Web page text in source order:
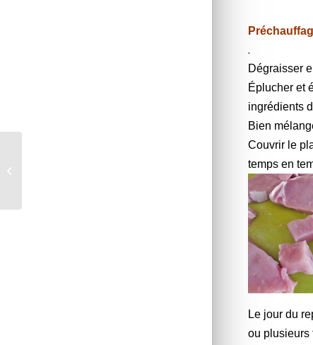
.
Dégraisser
Éplucher et
ingrédients
Bien
Couvrir le
temps en
Le jour du
ou plusieurs